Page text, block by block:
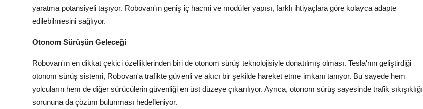
yaratma potansiyeli taşıyor. Robovan'ın geniş iç hacmi ve modüler yapısı, farklı ihtiyaçlara göre kolayca adapte
edilebilmesini sağlıyor.
Otonom Sürüşün Geleceği
Robovan'ın en dikkat çekici özelliklerinden biri de otonom sürüş teknolojisiyle donatılmış olması. Tesla'nın geliştirdiği
otonom sürüş sistemi, Robovan'a trafikte güvenli ve akıcı bir şekilde hareket etme imkanı tanıyor. Bu sayede hem
yolcuların hem de diğer sürücülerin güvenliği en üst düzeye çıkarılıyor. Ayrıca, otonom sürüş sayesinde trafik sıkışıklığı
sorununa da çözüm bulunması hedefleniyor.